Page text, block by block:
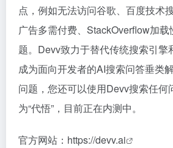
点，例如无法访问谷歌、百度技术
广告多需付费、StackOverflow加
题。Devv致力于替代传统搜索引擎
成为面向开发者的AI搜索问答垂类
问题，您还可以使用Devv搜索任何
为“代悟”，目前正在内测中。
官方网站： https://devv.ai